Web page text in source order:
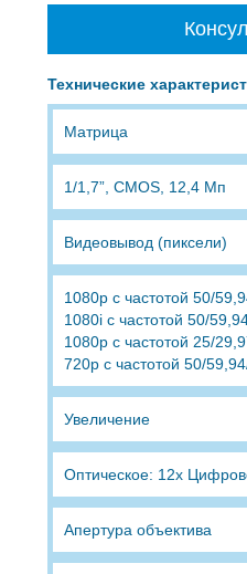
Технические
Матрица
1/1,7”, CMOS, 12,4 Мп
Видеовывод (пиксели)
1080p с частотой 50/
1080i с частотой 50/
1080p с частотой 25/
720p с частотой 50/
Увеличение
Оптическое: 12x
Апертура объектива